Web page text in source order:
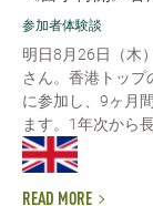
参加者体験談
明日8月26日（木
さん。香港トッ
に参加し、9ヶ月
ます。1年次から長
READ MORE